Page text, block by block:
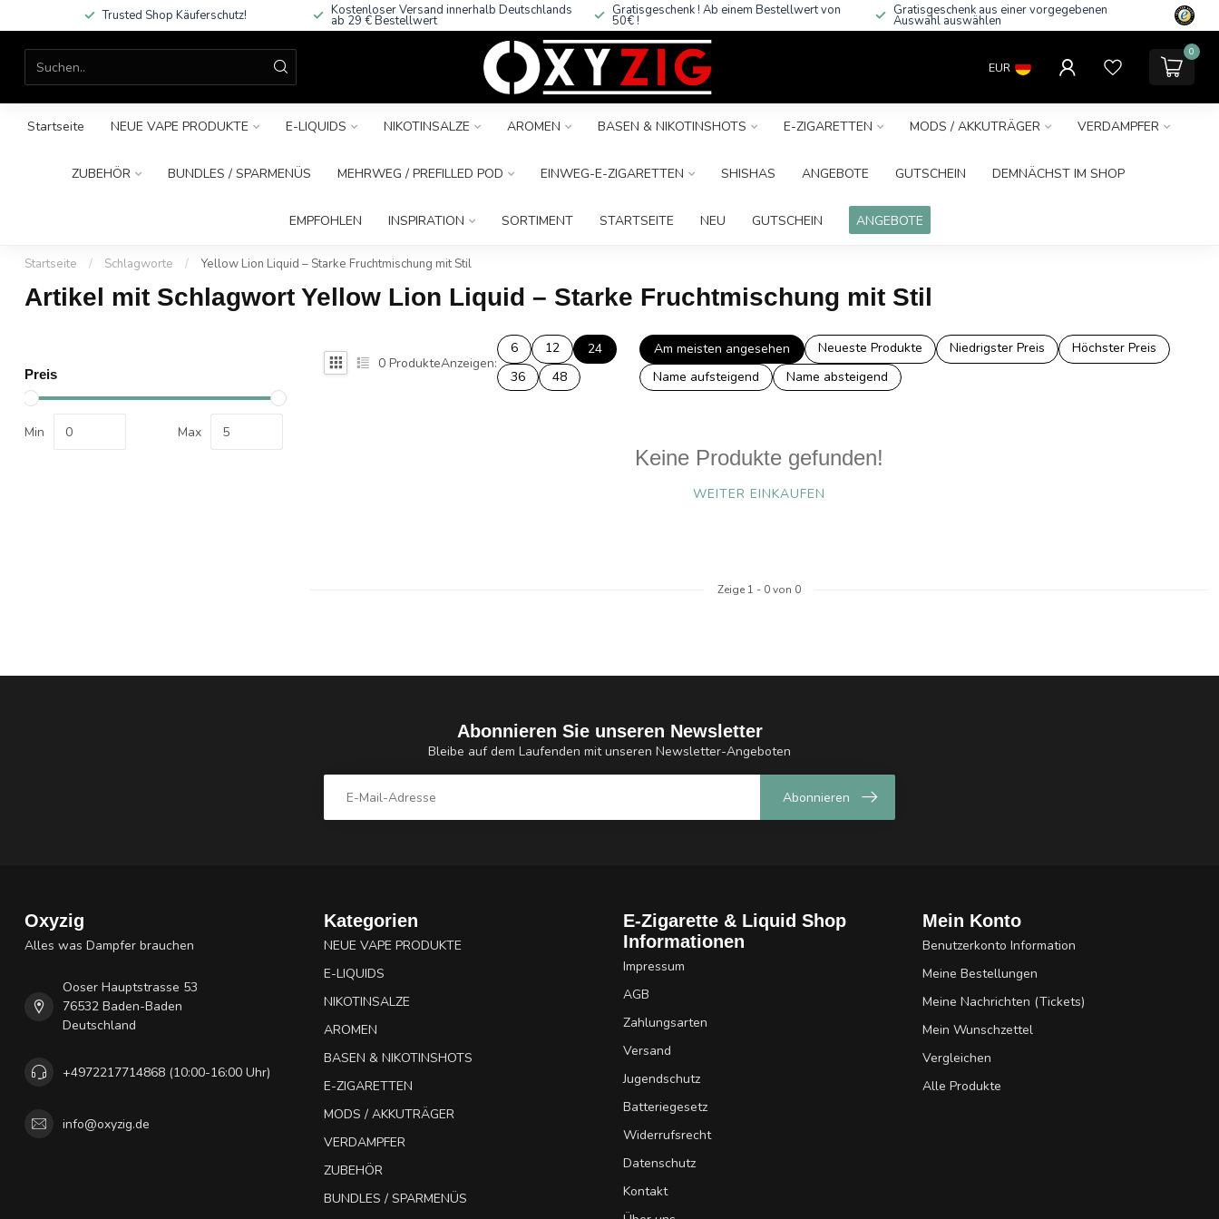
Trusted Shop Käuferschutz! Kostenloser Versand innerhalb Deutschlands
ab 29 € Bestellwert
Gratisgeschenk ! Ab einem Bestellwert von
50€ !
Gratisgeschenk aus einer vorgegebenen
Auswahl auswählen
EUR
0
Startseite NEUE VAPE PRODUKTE E-LIQUIDS NIKOTINSALZE AROMEN BASEN & NIKOTINSHOTS E-ZIGARETTEN MODS / AKKUTRÄGER VERDAMPFER
ZUBEHÖR BUNDLES / SPARMENÜS MEHRWEG / PREFILLED POD EINWEG-E-ZIGARETTEN SHISHAS ANGEBOTE GUTSCHEIN DEMNÄCHST IM SHOP
EMPFOHLEN INSPIRATION SORTIMENT STARTSEITE NEU GUTSCHEIN ANGEBOTE
Startseite / Schlagworte / Yellow Lion Liquid – Starke Fruchtmischung mit Stil
Artikel mit Schlagwort Yellow Lion Liquid – Starke Fruchtmischung mit Stil
Preis
Min Max
0 ProdukteAnzeigen:
6 12
24
36
48
Am meisten angesehen Neueste Produkte Niedrigster Preis
Höchster Preis
Name aufsteigend
Name absteigend
Keine Produkte gefunden!
WEITER EINKAUFEN
Zeige 1 - 0von 0
Abonnieren Sie unseren Newsletter
Bleibe auf dem Laufenden mit unseren Newsletter-Angeboten
Abonnieren
Oxyzig
Alles was Dampfer brauchen
Ooser Hauptstrasse 53
76532 Baden-Baden
Deutschland
+4972217714868 (10:00-16:00 Uhr)
info@oxyzig.de
Kategorien
NEUE VAPE PRODUKTE
E-LIQUIDS
NIKOTINSALZE
AROMEN
BASEN & NIKOTINSHOTS
E-ZIGARETTEN
MODS / AKKUTRÄGER
VERDAMPFER
ZUBEHÖR
BUNDLES / SPARMENÜS
E-Zigarette & Liquid Shop
Informationen
Impressum
AGB
Zahlungsarten
Versand
Jugendschutz
Batteriegesetz
Widerrufsrecht
Datenschutz
Kontakt
Mein Konto
Benutzerkonto Information
Meine Bestellungen
Meine Nachrichten (Tickets)
Mein Wunschzettel
Vergleichen
Alle Produkte